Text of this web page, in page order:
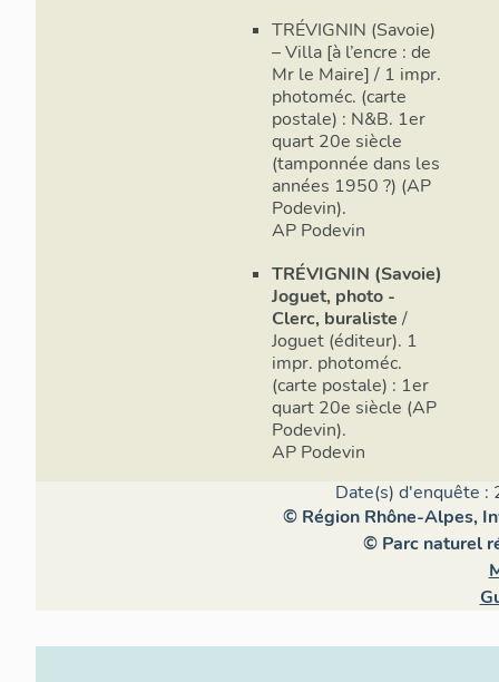
TRÉVIGNIN (Savoie)
– Villa [à l’encre : de
Mr le Maire] / 1 impr.
photoméc. (carte
postale) : N&B. 1er
quart 20e siècle
(tamponnée dans les
années 1950 ?) (AP
Podevin).
AP Podevin
TRÉVIGNIN (Savoie)
Joguet, photo -
Clerc, buraliste /
Joguet (éditeur). 1
impr. photoméc.
(carte postale) : 1er
quart 20e siècle (AP
Podevin).
AP Podevin
Date(s) d'enquête :
© Région Rhône-Alpes,
© Parc naturel